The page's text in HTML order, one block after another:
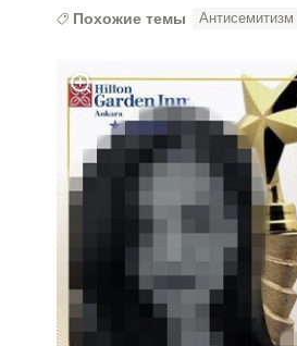
Похожие темы Антисемитизм